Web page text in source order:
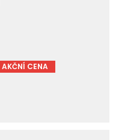
AKČNÍ CENA